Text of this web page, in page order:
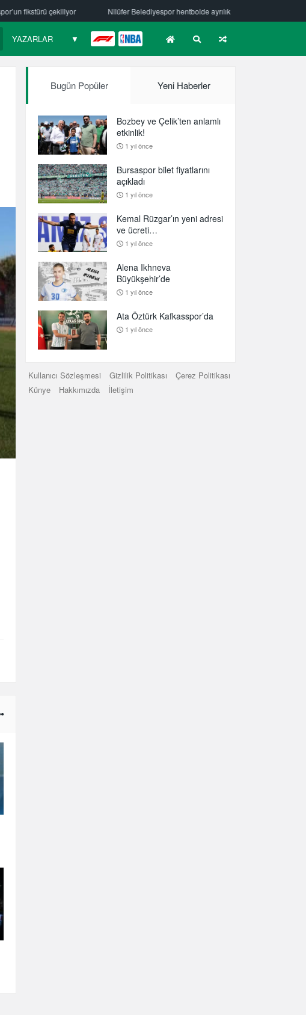
Nilüfer Belediyespor hentbolde ayrılık Mehmet Güzelsöz’den mesaj var!
YAZARLAR ▼ F1 NBA
Bugün Popüler Yeni Haberler
Bozbey ve Çelik’ten anlamlı
etkinlik!
1 yıl önce
Bursaspor bilet fiyatlarını
açıkladı
1 yıl önce
Kemal Rüzgar’ın yeni adresi
ve ücreti…
1 yıl önce
Alena Ikhneva
Büyükşehir’de
1 yıl önce
Ata Öztürk Kafkasspor’da
1 yıl önce
Kullanıcı Sözleşmesi Gizlilik Politikası
Çerez Politikası
Künye
Hakkımızda İletişim